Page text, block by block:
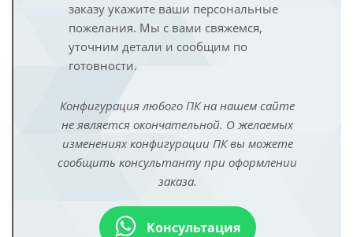
заказу укажите ваши персональные
пожелания. Мы с вами свяжемся,
уточним детали и сообщим по
готовности.
Конфигурация любого ПК на нашем сайте
не является окончательной. О желаемых
изменениях конфигурации ПК вы можете
сообщить консультанту при оформлении
заказа.
Консультация